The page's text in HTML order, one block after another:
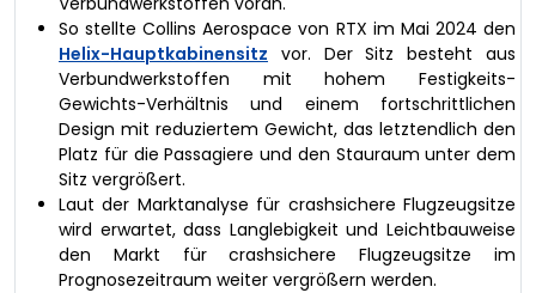
So stellte Collins Aerospace von RTX im Mai 2024 den
Helix-Hauptkabinensitz vor. Der Sitz besteht aus
Verbundwerkstoffen mit hohem Festigkeits-
Gewichts-Verhältnis und einem fortschrittlichen
Design mit reduziertem Gewicht, das letztendlich den
Platz für die Passagiere und den Stauraum unter dem
Sitz vergrößert.
Laut der Marktanalyse für crashsichere Flugzeugsitze
wird erwartet, dass Langlebigkeit und Leichtbauweise
den Markt für crashsichere Flugzeugsitze im
Prognosezeitraum weiter vergrößern werden.